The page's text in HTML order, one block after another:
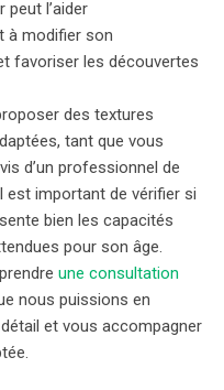
peut l’aider
à modifier son
favoriser les découvertes
des textures
tant que vous
d’un professionnel de
est important de vérifier si
bien les capacités
pour son âge.
une consultation
nous puissions en
et vous accompagner